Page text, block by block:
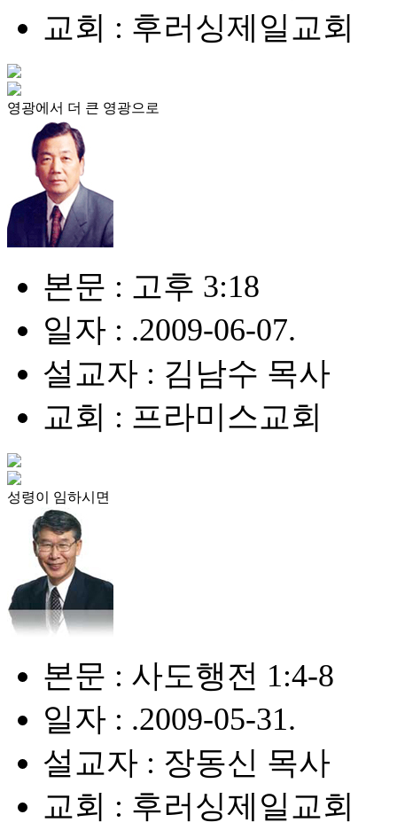
교회 : 후러싱제일교회
영광에서 더 큰 영광으로
본문 : 고후 3:18
일자 : .2009-06-07.
설교자 : 김남수 목사
교회 : 프라미스교회
성령이 임하시면
본문 : 사도행전 1:4-8
일자 : .2009-05-31.
설교자 : 장동신 목사
교회 : 후러싱제일교회